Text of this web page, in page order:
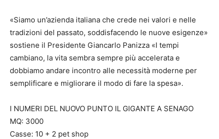
«Siamo un’azienda italiana che crede nei valori e nelle
tradizioni del passato, soddisfacendo le nuove esigenze»
sostiene il Presidente Giancarlo Panizza «I tempi
cambiano, la vita sembra sempre più accelerata e
dobbiamo andare incontro alle necessità moderne per
semplificare e migliorare il modo di fare la spesa».
I NUMERI DEL NUOVO PUNTO IL GIGANTE A SENAGO
MQ: 3000
Casse: 10 + 2 pet shop